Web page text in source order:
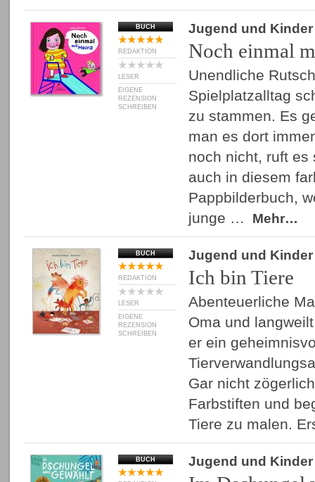
BUCH
REDAKTION
LESER
EIGENE
REZENSION
SCHREIBEN
Jugend und Kinder
Noch einmal
Unendliche
Spielplatzalltag
zu stammen. Es
man es dort
noch nicht, ruft es
auch in diesem
Pappbilderbuch,
junge …
Mehr…
BUCH
REDAKTION
LESER
EIGENE
REZENSION
SCHREIBEN
Jugend und Kinder
Ich bin Tiere
Abenteuerliche
Oma und
er ein
Gar nicht
Farbstiften und
Tiere zu malen.
BUCH Jugend und Kinder